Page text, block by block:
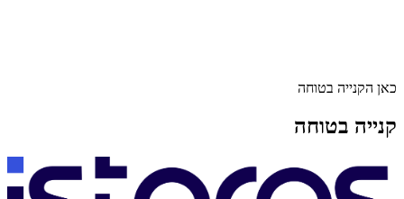
כאן הקנייה בטוחה
קנייה בטוחה